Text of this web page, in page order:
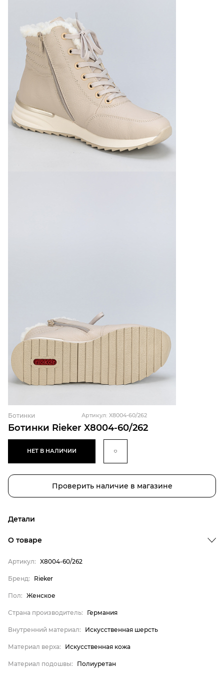
Ботинки Rieker X8004-60/262
Ботинки Артикул: X8004-60/262
НЕТ В НАЛИЧИИ
Проверить наличие в магазине
Детали
Страна производитель
Внутренний материал
Материал верха
Материал подошвы
Германия
Искусственная шерсть
О товаре
Артикул: X8004-60/262
Бренд: Rieker
Пол: Женское
Страна производитель: Германия
Внутренний материал: Искусственная шерсть
Материал верха: Искусственная кожа
Материал подошвы: Полиуретан